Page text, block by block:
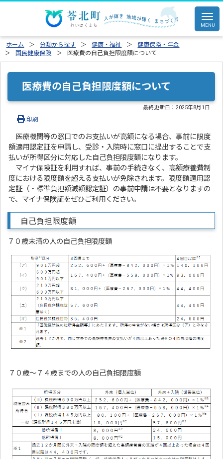
ホーム 分類から探す 健康・福祉
健康保険・年金
国民健康保険
医療費の自己負担限度額について
医療費の自己負担限度額について
最終更新日：2025年8月1日
印刷
医療機関等の窓口でのお支払いが高額になる場合、事前に限度
額適用認定証を申請し、受診・入院時に窓口に提出することで支
払いが所得区分に対応した自己負担限度額になります。
マイナ保険証を利用すれば、事前の手続きなく、高額療養費制
度における限度額を超える支払いが免除されます。限度額適用認
定証（・標準負担額減額認定証）の事前申請は不要となりますの
で、マイナ保険証をぜひご利用ください。
自己負担限度額
７０歳未満の人の自己負担限度額
７０歳～７４歳までの人の自己負担限度額